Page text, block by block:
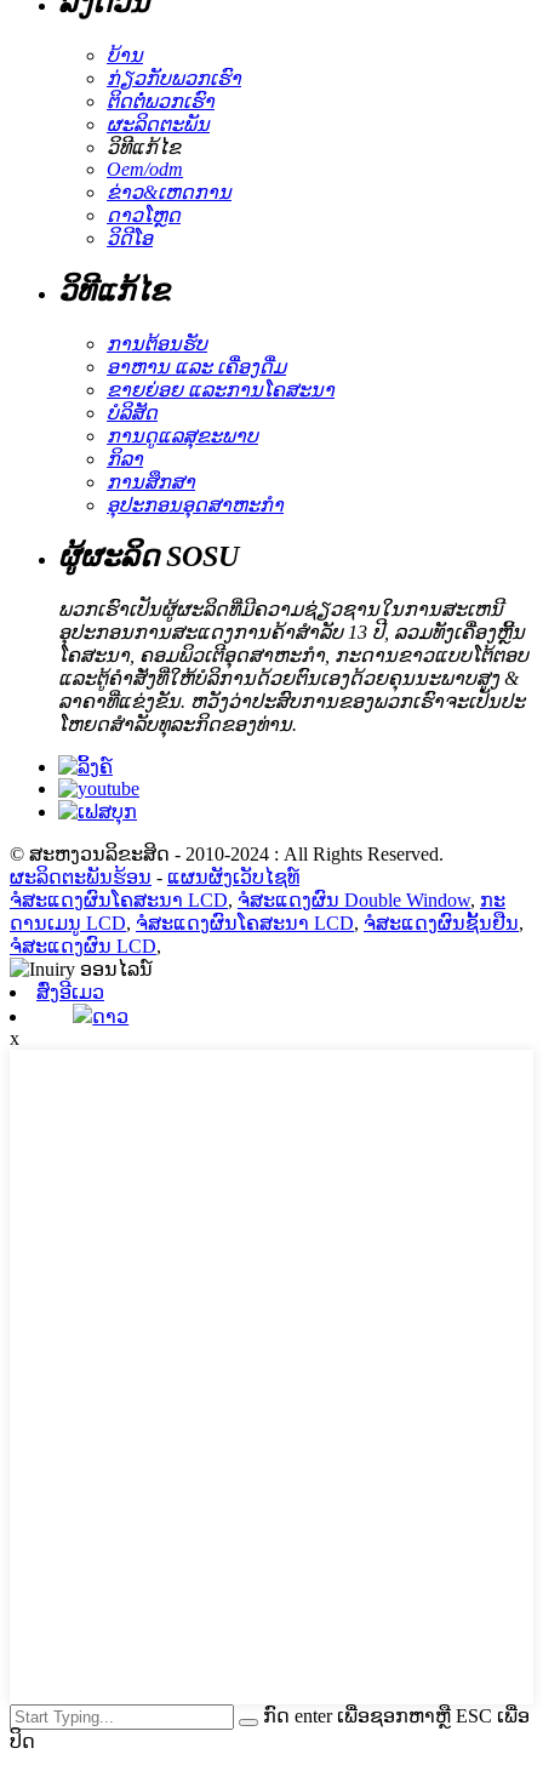
ບ້ານ
ກ່ຽວກັບພວກເຮົາ
ຕິດຕໍ່ພວກເຮົາ
ຜະລິດຕະພັນ
ວິທີແກ້ໄຂ
Oem/odm
ຂ່າວ&ເຫດການ
ດາວໂຫຼດ
ວິດີໂອ
ວິທີແກ້ໄຂ
ການຕ້ອນຮັບ
ອາຫານ ແລະ ເຄື່ອງດື່ມ
ຂາຍຍ່ອຍ ແລະການໂຄສະນາ
ບໍລິສັດ
ການດູແລສຸຂະພາບ
ກິລາ
ການສຶກສາ
ອຸປະກອນອຸດສາຫະກໍາ
ຜູ້ຜະລິດ SOSU
ພວກເຮົາເປັນຜູ້ຜະລິດທີ່ມີຄວາມຊ່ຽວຊານໃນການສະເຫນີ
ອຸປະກອນການສະແດງການຄ້າສໍາລັບ 13 ປີ, ລວມທັງເຄື່ອງຫຼີ້ນ
ໂຄສະນາ, ຄອມພິວເຕີອຸດສາຫະກໍາ, ກະດານຂາວແບບໂຕ້ຕອບ
ແລະຕູ້ຄໍາສັ່ງທີ່ໃຫ້ບໍລິການດ້ວຍຕົນເອງດ້ວຍຄຸນນະພາບສູງ &
ລາຄາທີ່ແຂ່ງຂັນ. ຫວັງວ່າປະສົບການຂອງພວກເຮົາຈະເປັນປະ
ໂຫຍດສໍາລັບທຸລະກິດຂອງທ່ານ.
© ສະຫງວນລິຂະສິດ - 2010-2024 : All Rights Reserved.
ຜະລິດຕະພັນຮ້ອນ - ແຜນຜັງເວັບໄຊທ໌
ຈໍສະແດງຜົນໂຄສະນາ LCD, ຈໍສະແດງຜົນ Double Window, ກະ
ດານເມນູ LCD, ຈໍສະແດງຜົນໂຄສະນາ LCD, ຈໍສະແດງຜົນຊັ້ນຢືນ,
ຈໍສະແດງຜົນ LCD,
ສົ່ງອີເມວ
ດາວ
x
ກົດ enter ເພື່ອຊອກຫາຫຼື ESC ເພື່ອ
ປິດ